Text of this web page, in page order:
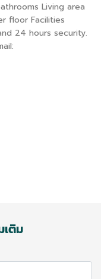
Living area
floor Facilities
24 hours security.
ติม